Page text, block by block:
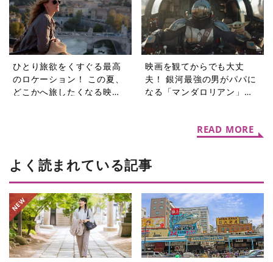
ピーティックスイベント5選
ひとり旅欲をくすぐる最高
のロケーション！ この夏、
どこかへ旅したくなる映画3
映画を観てからでも大丈
夫！ 銀河最強の男がパパに
なる「マンダロリアン」シ
READ MORE
よく読まれている記事